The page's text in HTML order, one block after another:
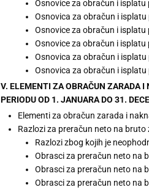
Osnovice za obračun i
Osnovica za obračun i
Osnovice za obračun i
Osnovice za obračun i
Osnovica za obračun i
Osnovica za obračun i
V. ELEMENTI ZA OBRAČUN ZARADA
PERIODU OD 1. JANUARA DO 31.
Elementi za obračun zarada i
Razlozi za preračun neto na
Razlozi zbog kojih je
Obrasci za preračun neto na
Obrasci za preračun neto na
Obrasci za preračun neto na